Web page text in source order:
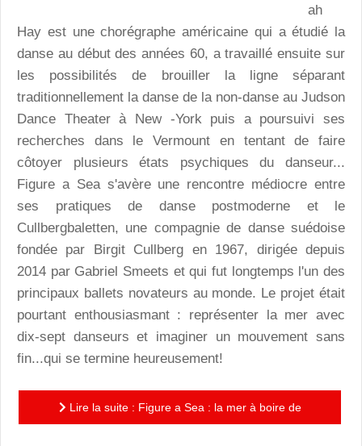
ah
Hay est une chorégraphe américaine qui a étudié la
danse au début des années 60, a travaillé ensuite sur
les possibilités de brouiller la ligne séparant
traditionnellement la danse de la non-danse au Judson
Dance Theater à New -York puis a poursuivi ses
recherches dans le Vermount en tentant de faire
côtoyer plusieurs états psychiques du danseur...
Figure a Sea s'avère une rencontre médiocre entre
ses pratiques de danse postmoderne et le
Cullbergbaletten, une compagnie de danse suédoise
fondée par Birgit Cullberg en 1967, dirigée depuis
2014 par Gabriel Smeets et qui fut longtemps l'un des
principaux ballets novateurs au monde. Le projet était
pourtant enthousiasmant : représenter la mer avec
dix-sept danseurs et imaginer un mouvement sans
fin...qui se termine heureusement!
Lire la suite : Figure a Sea : la mer à boire de